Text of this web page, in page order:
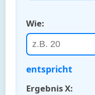
Wie:
entspricht
Ergebnis X: